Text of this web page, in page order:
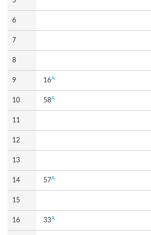
6
7
8
9 16A
10 58A
11
12
13
14 57A
15
16 33A